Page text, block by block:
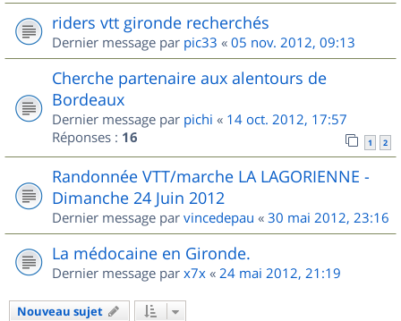
riders vtt gironde recherchés
Dernier message par pic33 « 05 nov. 2012, 09:13
Cherche partenaire aux alentours de
Bordeaux
Dernier message par pichi « 14 oct. 2012, 17:57
Réponses : 16 1 2
Randonnée VTT/marche LA LAGORIENNE -
Dimanche 24 Juin 2012
Dernier message par vincedepau « 30 mai 2012, 23:16
La médocaine en Gironde.
Dernier message par x7x « 24 mai 2012, 21:19
Nouveau sujet